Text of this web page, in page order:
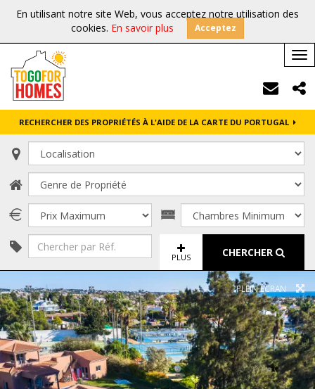
En utilisant notre site Web, vous acceptez notre utilisation des
cookies. En savoir plus Acceptez
RECHERCHER DES PROPRIÉTÉS À L'AIDE DE LA CARTE DU PORTUGAL
PLUS CHERCHER
PLEIN ÉCRAN